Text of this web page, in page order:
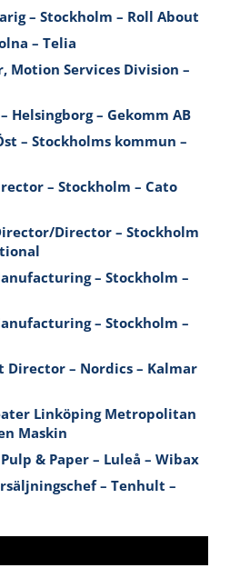
– Stockholm – Roll About
– Telia
Motion Services Division –
Helsingborg – Gekomm AB
– Stockholms kommun –
– Stockholm – Cato
Director – Stockholm
– Stockholm –
– Stockholm –
Director – Nordics – Kalmar
Linköping Metropolitan
Maskin
& Paper – Luleå – Wibax
– Tenhult –